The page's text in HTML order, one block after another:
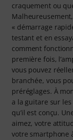
craquement ou
« démarrage
testant et en
comment
première fois,
vous pouvez
branchée, vous
préréglages. À
a la guitare sur
qu’il est conçu.
aimez, votre
votre smartphone